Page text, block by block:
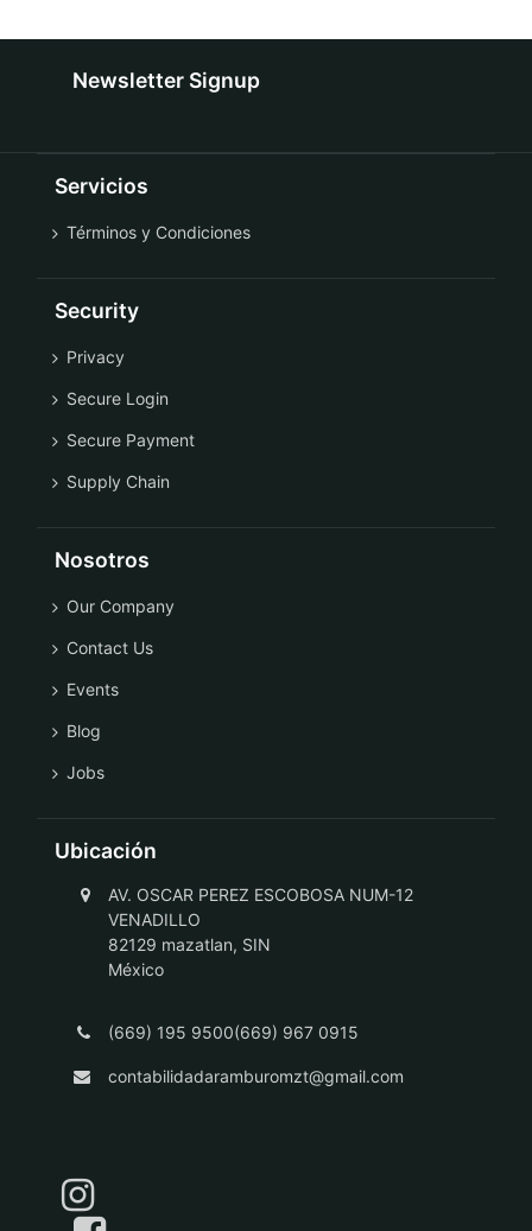
Newsletter Signup
Servicios
Términos y Condiciones
Security
Privacy
Secure Login
Secure Payment
Supply Chain
Nosotros
Our Company
Contact Us
Events
Blog
Jobs
Ubicación
AV. OSCAR PEREZ ESCOBOSA NUM-12
VENADILLO
82129 mazatlan, SIN
México
(669) 195 9500(669) 967 0915
contabilidadaramburomzt@gmail.com